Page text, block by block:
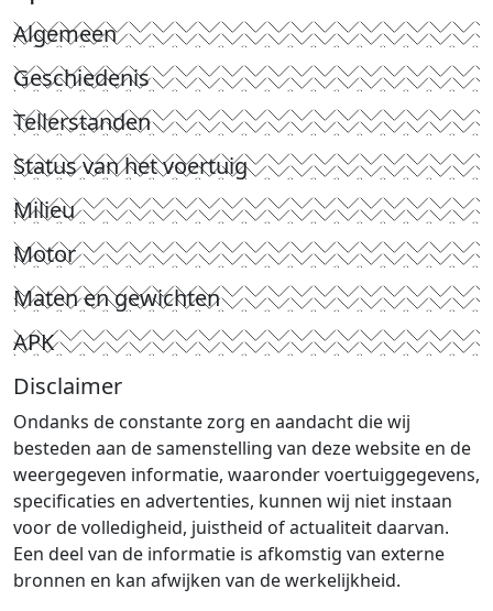
Algemeen
Geschiedenis
Tellerstanden
Status van het voertuig
Milieu
Motor
Maten en gewichten
APK
Disclaimer
Ondanks de constante zorg en aandacht die wij
besteden aan de samenstelling van deze website en de
weergegeven informatie, waaronder voertuiggegevens,
specificaties en advertenties, kunnen wij niet instaan
voor de volledigheid, juistheid of actualiteit daarvan.
Een deel van de informatie is afkomstig van externe
bronnen en kan afwijken van de werkelijkheid.